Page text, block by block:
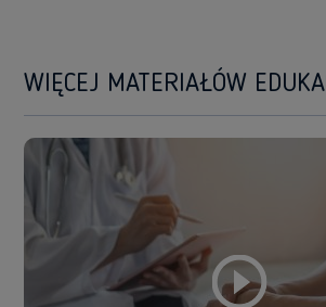
WIĘCEJ MATERIAŁÓW